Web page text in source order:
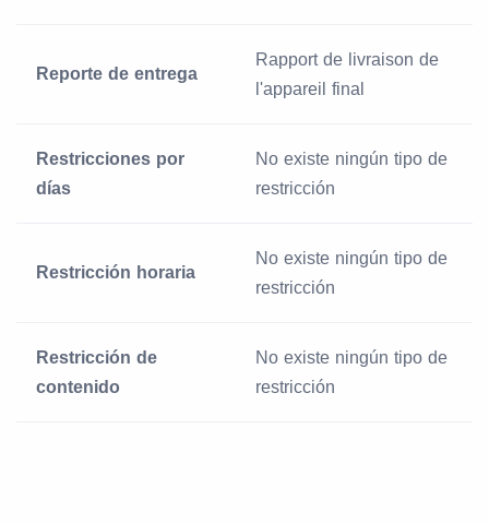
Reporte de entrega
Rapport de livraison de
l'appareil final
Restricciones por
días
No existe ningún tipo de
restricción
Restricción horaria
No existe ningún tipo de
restricción
Restricción de
contenido
No existe ningún tipo de
restricción